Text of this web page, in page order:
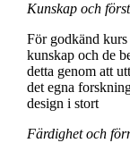
Kunskap och
För godkänd
kunskap och de
detta genom att
det egna
design i stort
Färdighet och